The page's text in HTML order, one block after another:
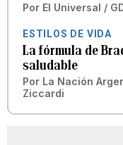
Por El Universal /
ESTILOS DE VIDA
La fórmula de
saludable
Por La Nación
Ziccardi